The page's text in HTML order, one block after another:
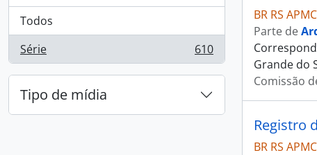
Todos
Série
, 610 resultados 610
Tipo de mídia
BR RS
Parte de
Grande do
Comissão
Registro
BR RS